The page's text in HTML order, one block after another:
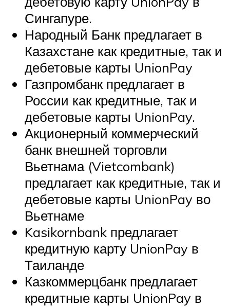
Сингапуре.
Народный Банк предлагает в
Казахстане как кредитные, так и
дебетовые карты UnionPay
Газпромбанк предлагает в
России как кредитные, так и
дебетовые карты UnionPay.
Акционерный коммерческий
банк внешней торговли
Вьетнама (Vietcombank)
предлагает как кредитные, так и
дебетовые карты UnionPay во
Вьетнаме
Kasikornbank предлагает
кредитную карту UnionPay в
Таиланде
Казкоммерцбанк предлагает
кредитные карты UnionPay в